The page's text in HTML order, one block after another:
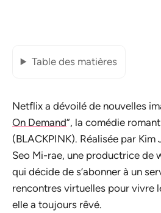
Table des matières
Netflix a dévoilé de nouvelles
On Demand”, la comédie
(BLACKPINK). Réalisée par
Seo Mi-rae, une productrice de
qui décide de s’abonner à un
rencontres virtuelles pour vivre
elle a toujours rêvé.